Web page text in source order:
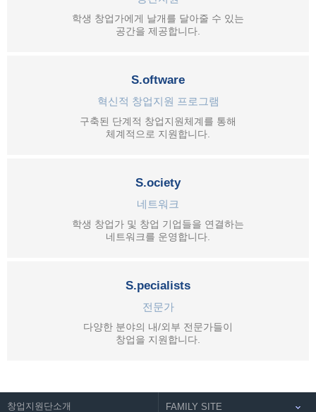
학생 창업가에게 날개를 달아줄 수 있는
공간을 제공합니다.
S.oftware
혁신적 창업지원 프로그램
구축된 단계적 창업지원체계를 통해
체계적으로 지원합니다.
S.ociety
네트워크
학생 창업가 및 창업 기업들을 연결하는
네트워크를 운영합니다.
S.pecialists
전문가
다양한 분야의 내/외부 전문가들이
창업을 지원합니다.
창업지원단소개